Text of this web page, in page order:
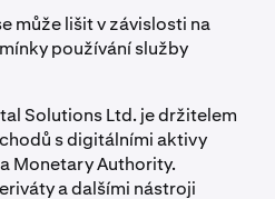
může lišit v závislosti na
používání služby
Solutions Ltd. je držitelem
s digitálními aktivy
Monetary Authority.
a dalšími nástroji